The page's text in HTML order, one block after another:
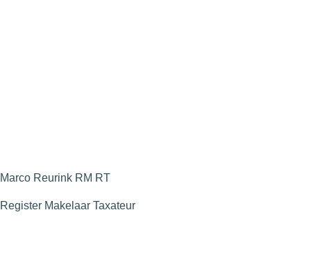
Marco Reurink RM RT
Register Makelaar Taxateur